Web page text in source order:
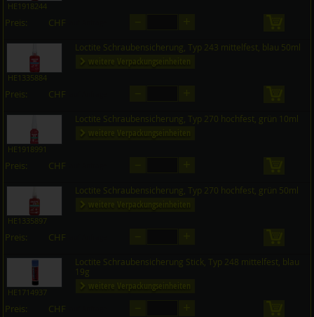
HE1918244
Preis: CHF
HE1335884
Loctite Schraubensicherung, Typ 243 mittelfest, blau 50ml
weitere Verpackungseinheiten
Preis: CHF
HE1918991
Loctite Schraubensicherung, Typ 270 hochfest, grün 10ml
weitere Verpackungseinheiten
Preis: CHF
HE1335897
Loctite Schraubensicherung, Typ 270 hochfest, grün 50ml
weitere Verpackungseinheiten
Preis: CHF
HE1714937
Loctite Schraubensicherung Stick, Typ 248 mittelfest, blau
19g
weitere Verpackungseinheiten
Preis: CHF